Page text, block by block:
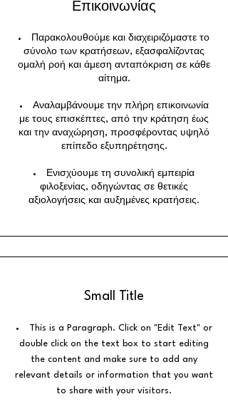
Επικοινωνίας
Παρακολουθούμε και διαχειριζόμαστε το
σύνολο των κρατήσεων, εξασφαλίζοντας
ομαλή ροή και άμεση ανταπόκριση σε κάθε
αίτημα.
Αναλαμβάνουμε την πλήρη επικοινωνία
με τους επισκέπτες, από την κράτηση έως
και την αναχώρηση, προσφέροντας υψηλό
επίπεδο εξυπηρέτησης.
Ενισχύουμε τη συνολική εμπειρία
φιλοξενίας, οδηγώντας σε θετικές
αξιολογήσεις και αυξημένες κρατήσεις.
Small Title
This is a Paragraph. Click on "Edit Text" or
double click on the text box to start editing
the content and make sure to add any
relevant details or information that you want
to share with your visitors.